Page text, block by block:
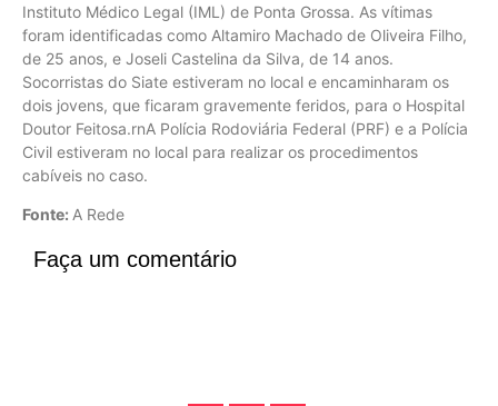
Instituto Médico Legal (IML) de Ponta Grossa. As vítimas
foram identificadas como Altamiro Machado de Oliveira Filho,
de 25 anos, e Joseli Castelina da Silva, de 14 anos.
Socorristas do Siate estiveram no local e encaminharam os
dois jovens, que ficaram gravemente feridos, para o Hospital
Doutor Feitosa.rnA Polícia Rodoviária Federal (PRF) e a Polícia
Civil estiveram no local para realizar os procedimentos
cabíveis no caso.
Fonte: A Rede
Faça um comentário